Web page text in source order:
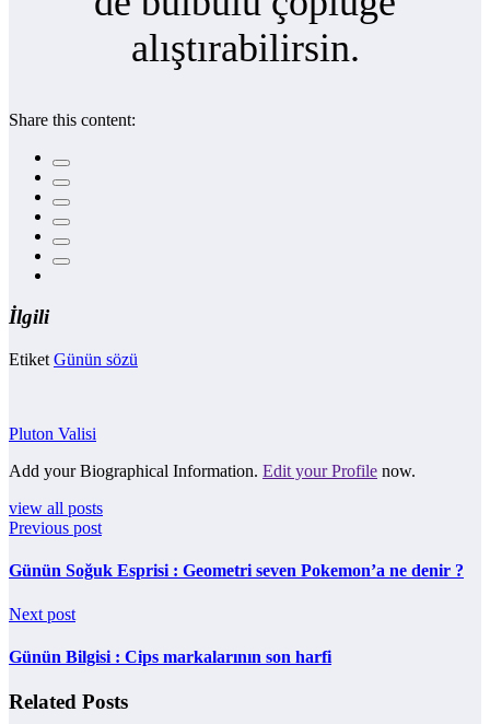
alıştırabilirsin.
Share this content:
İlgili
Etiket Günün sözü
Pluton Valisi
Add your Biographical Information. Edit your Profile now.
view all posts
Previous post
Günün Soğuk Esprisi : Geometri seven Pokemon’a ne denir ?
Next post
Günün Bilgisi : Cips markalarının son harfi
Related Posts